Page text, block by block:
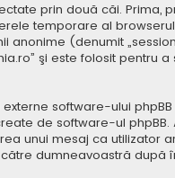
prin două căi. Prima,
temporare al
anonime (denumit
şi este folosit
software-ului
de software-ul
unui mesaj ca utilizator
dumneavoastră